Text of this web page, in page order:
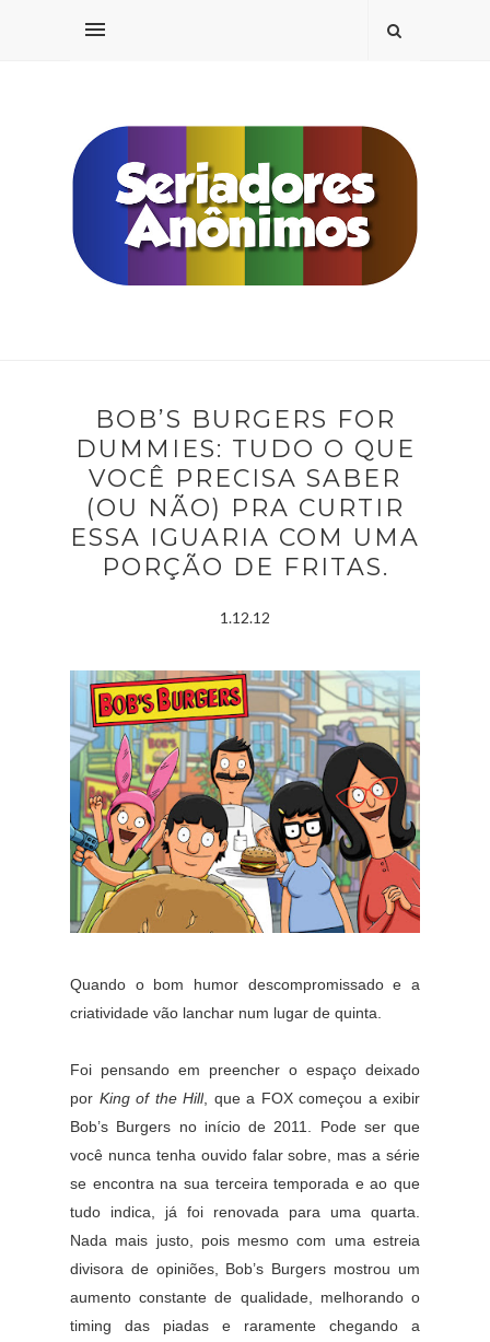
BOB’S BURGERS FOR
DUMMIES: TUDO O QUE
VOCÊ PRECISA SABER
(OU NÃO) PRA CURTIR
ESSA IGUARIA COM UMA
PORÇÃO DE FRITAS.
1.12.12
Quando o bom humor descompromissado e a
criatividade vão lanchar num lugar de quinta.
Foi pensando em preencher o espaço deixado
por King of the Hill , que a FOX começou a exibir
Bob’s Burgers no início de 2011. Pode ser que
você nunca tenha ouvido falar sobre, mas a série
se encontra na sua terceira temporada e ao que
tudo indica, já foi renovada para uma quarta.
Nada mais justo, pois mesmo com uma estreia
divisora de opiniões, Bob’s Burgers mostrou um
aumento constante de qualidade, melhorando o
timing das piadas e raramente chegando a